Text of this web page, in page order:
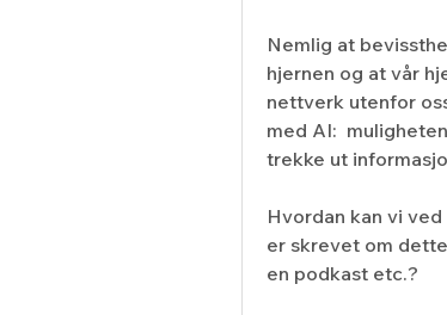
Nemlig at
hjernen og at vår
nettverk utenfor
med AI:
trekke ut
Hvordan kan vi
er skrevet om
en podkast etc.?